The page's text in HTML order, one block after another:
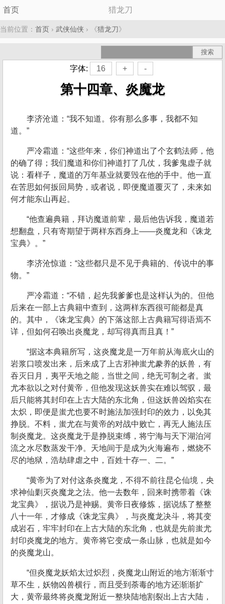
首页 猎龙刀
当前位置： 首页 › 武侠仙侠 › 《猎龙刀》
字体: 16 + -
第十四章、炎魔龙
李济沧道：“我不知道。你有那么多事，我都不知
道。”
严冷霜道：“这些年来，你们神道出了个玄鹤法师，他
的确了得；我们魔道和你们神道打了几仗，我爹鬼虚子就
说：看样子，魔道的万年基业就要毁在他的手中。他一直
在苦思如何扳回局势，或者说，即便魔道覆灭了，未来如
何才能东山再起。
“他查遍典籍，拜访魔道前辈，最后他告诉我，魔道若
想翻盘，只有寄期望于两样东西身上——炎魔龙和《诛龙
宝典》。”
李济沧惊道：“这些都只是不见于典籍的、传说中的事
物。”
严冷霜道：“不错，起先我爹爹也是这样认为的。但他
后来在一部上古典籍中查到，这两样东西很可能都是真
的。其中，《诛龙宝典》的下落这部上古典籍写得语焉不
详，但如何召唤出炎魔龙，却写得真而且真！”
“据这本典籍所写，这炎魔龙是一万年前从海底火山的
岩浆口喷发出来，后来成了上古邪神蚩尤豢养的妖兽，有
吞灭日月，夷平天地之能，当世之间，绝无可制之者。蚩
尤本欲以之对付黄帝，但他发现这妖兽实在难以驾驭，最
后只能将其封印在上古大陆的东北角，但这妖兽凶焰实在
太炽，即便是蚩尤也要不时施法加强封印的效力，以免其
挣脱。不料，蚩尤在与黄帝的对战中败亡，再无人施法压
制炎魔龙。这炎魔龙于是挣脱束缚，将宁海与天下湖泊河
流之水尽数蒸发干净。天地间于是成为火海遍布，燃烧不
尽的地狱，浩劫肆虐之中，百姓十存一、二。”
“黄帝为了对付这条炎魔龙，不得不前往昆仑仙境，央
求神仙剿灭炎魔龙之法。他一去数年，回来时携带着《诛
龙宝典》，据说乃是神赐。黄帝日夜修炼，据说练了整整
八十一年，才修成《诛龙宝典》，与炎魔龙决斗，将其变
成岩石，牢牢封印在上古大陆的东北角，也就是先前蚩尤
封印炎魔龙的地方。黄帝将它变成一条山脉，也就是如今
的炎魔龙山。
“但炎魔龙妖焰太过炽烈，炎魔龙山附近的地方渐渐寸
草不生，妖物凶兽横行，而且受到荼毒的地方还渐渐扩
大，黄帝最终将炎魔龙附近一整块陆地割裂出上古大陆，